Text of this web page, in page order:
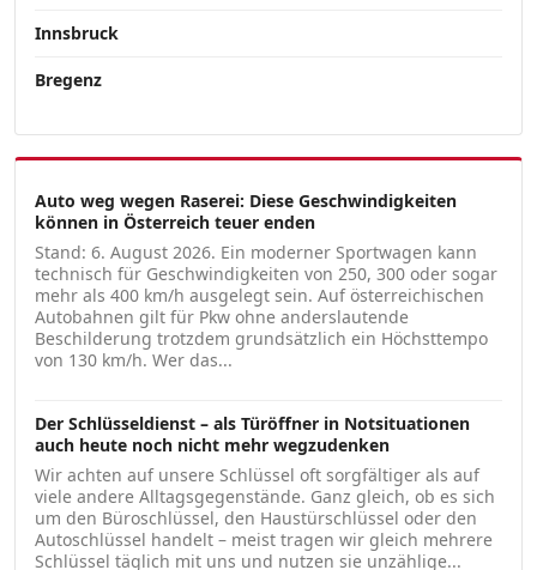
Innsbruck
Bregenz
Auto weg wegen Raserei: Diese Geschwindigkeiten
können in Österreich teuer enden
Stand: 6. August 2026. Ein moderner Sportwagen kann
technisch für Geschwindigkeiten von 250, 300 oder sogar
mehr als 400 km/h ausgelegt sein. Auf österreichischen
Autobahnen gilt für Pkw ohne anderslautende
Beschilderung trotzdem grundsätzlich ein Höchsttempo
von 130 km/h. Wer das...
Der Schlüsseldienst – als Türöffner in Notsituationen
auch heute noch nicht mehr wegzudenken
Wir achten auf unsere Schlüssel oft sorgfältiger als auf
viele andere Alltagsgegenstände. Ganz gleich, ob es sich
um den Büroschlüssel, den Haustürschlüssel oder den
Autoschlüssel handelt – meist tragen wir gleich mehrere
Schlüssel täglich mit uns und nutzen sie unzählige...